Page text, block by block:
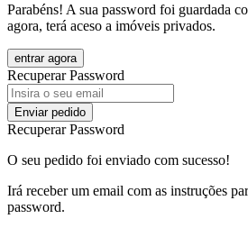
Parabéns! A sua password foi guardada
agora, terá aceso a imóveis privados.
entrar agora
Recuperar Password
Enviar pedido
Recuperar Password
O seu pedido foi enviado com sucesso!
Irá receber um email com as instruções
password.